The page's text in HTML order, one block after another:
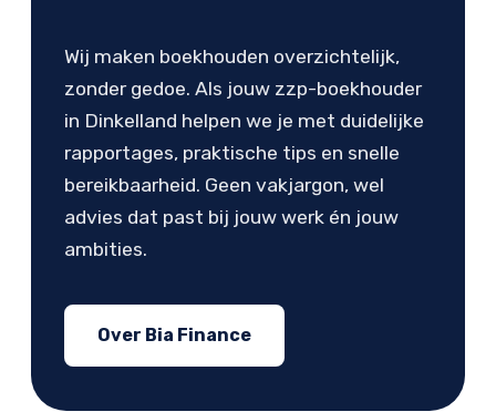
Wij maken boekhouden overzichtelijk,
zonder gedoe. Als jouw zzp-boekhouder
in Dinkelland helpen we je met duidelijke
rapportages, praktische tips en snelle
bereikbaarheid. Geen vakjargon, wel
advies dat past bij jouw werk én jouw
ambities.
Over Bia Finance